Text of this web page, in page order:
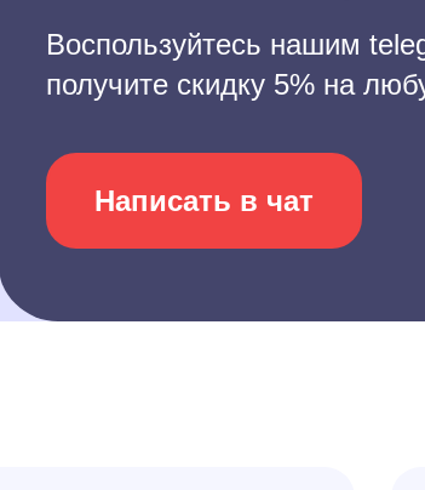
Воспользуйтесь нашим
получите скидку 5% на
Написать в чат